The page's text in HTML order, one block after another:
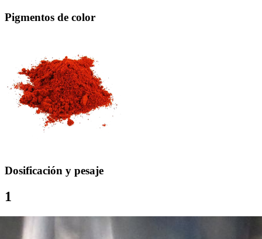
Pigmentos de color
Dosificación y pesaje
1